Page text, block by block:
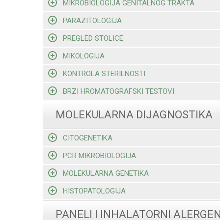
MIKROBIOLOGIJA GENITALNOG TRAKTA
PARAZITOLOGIJA
PREGLED STOLICE
MIKOLOGIJA
KONTROLA STERILNOSTI
BRZI HROMATOGRAFSKI TESTOVI
MOLEKULARNA DIJAGNOSTIKA
CITOGENETIKA
PCR MIKROBIOLOGIJA
MOLEKULARNA GENETIKA
HISTOPATOLOGIJA
PANELI I INHALATORNI